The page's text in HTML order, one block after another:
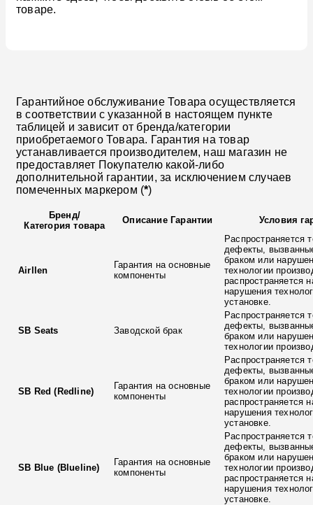
товаре.
Гарантийное обслуживание Товара осуществляется
в соответствии с указанной в настоящем пункте
таблицей и зависит от бренда/категории
приобретаемого Товара. Гарантия на товар
устанавливается производителем, наш магазин не
предоставляет Покупателю какой-либо
дополнительной гарантии, за исключением случаев
помеченных маркером (*)
Бренд/
Категория товара
Описание Гарантии Условия
Airllen
Гарантия на основные
компоненты
Распространяется
дефекты,
браком или
технологии
распространяется
нарушения
установке.
SB Seats Заводской брак
Распространяется
дефекты,
браком или
технологии
SB Red (Redline)
Гарантия на основные
компоненты
Распространяется
дефекты,
браком или
технологии
распространяется
нарушения
установке.
SB Blue (Blueline)
Гарантия на основные
компоненты
Распространяется
дефекты,
браком или
технологии
распространяется
нарушения
установке.